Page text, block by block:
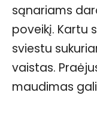
sąnariams
poveikį. Kartu
sviestu
vaistas.
maudimas